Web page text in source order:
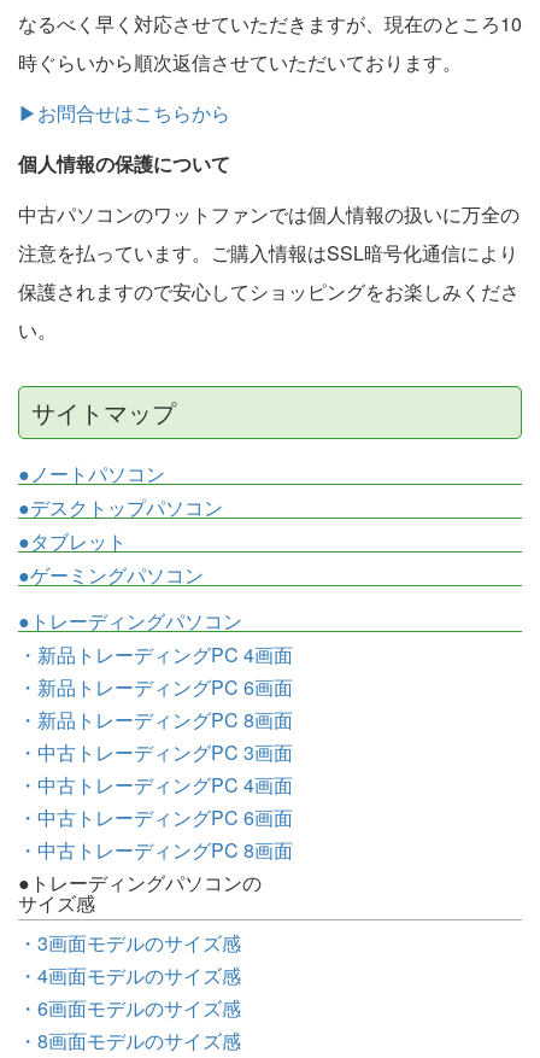
なるべく早く対応させていただきますが、現在のところ10
時ぐらいから順次返信させていただいております。
▶お問合せはこちらから
個人情報の保護について
中古パソコンのワットファンでは個人情報の扱いに万全の
注意を払っています。ご購入情報はSSL暗号化通信により
保護されますので安心してショッピングをお楽しみくださ
い。
サイトマップ
●ノートパソコン
●デスクトップパソコン
●タブレット
●ゲーミングパソコン
●トレーディングパソコン
・新品トレーディングPC 4画面
・新品トレーディングPC 6画面
・新品トレーディングPC 8画面
・中古トレーディングPC 3画面
・中古トレーディングPC 4画面
・中古トレーディングPC 6画面
・中古トレーディングPC 8画面
●トレーディングパソコンの
サイズ感
・3画面モデルのサイズ感
・4画面モデルのサイズ感
・6画面モデルのサイズ感
・8画面モデルのサイズ感